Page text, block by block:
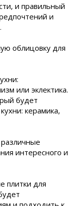
и правильный
и
облицовку для
или эклектика.
будет
керамика,
интересного и
плитки для